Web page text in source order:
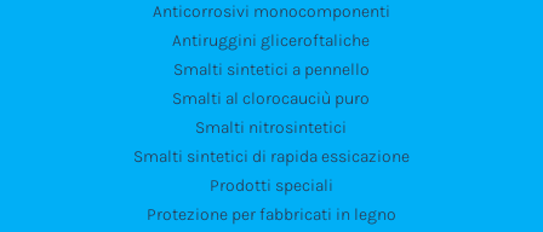
Anticorrosivi monocomponenti
Antiruggini gliceroftaliche
Smalti sintetici a pennello
Smalti al clorocauciù puro
Smalti nitrosintetici
Smalti sintetici di rapida essicazione
Prodotti speciali
Protezione per fabbricati in legno